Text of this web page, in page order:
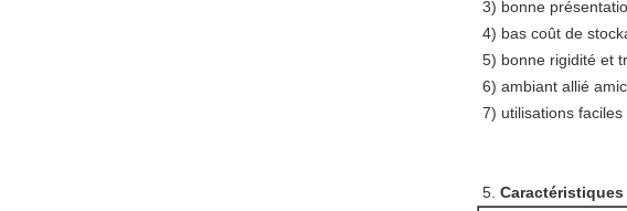
3) bonne
4) bas coût de
5) bonne rigidité et
6) ambiant allié
7) utilisations
5. Caractéristiques